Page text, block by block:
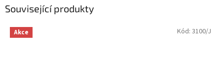
Související produkty
Akce Kód: 3100/J